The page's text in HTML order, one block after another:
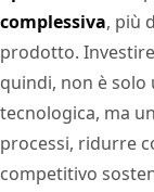
complessiva, più
prodotto.
quindi, non è
tecnologica, ma
processi, ridurre
competitivo